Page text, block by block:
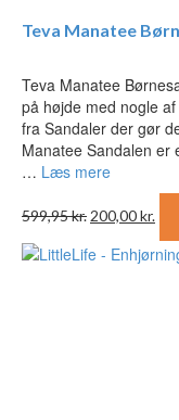
Teva Manatee
Teva Manatee
på højde med nogle
fra Sandaler der gør
Manatee Sandalen er
… Læs mere
599,95kr.oprindelige
pris
200,00kr.
pris